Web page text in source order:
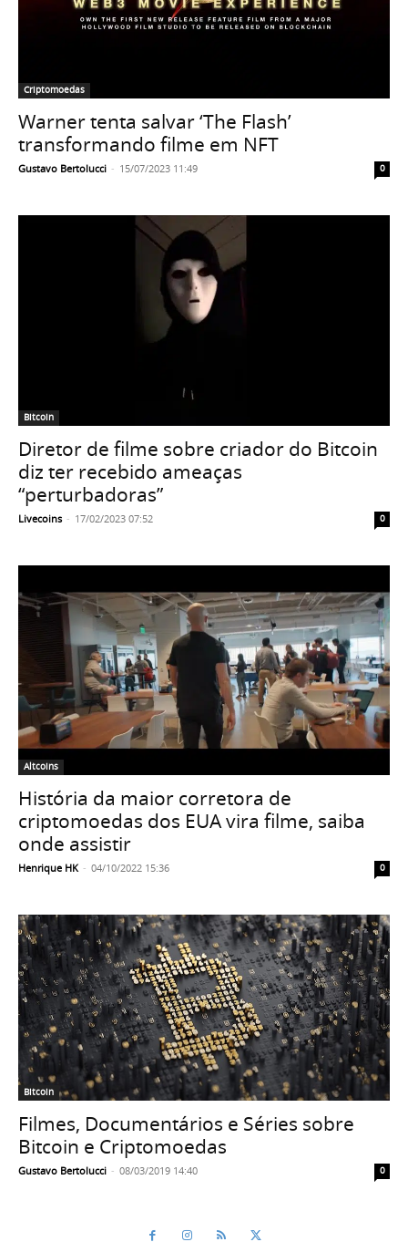
Criptomoedas
Warner tenta salvar ‘The Flash’
transformando filme em NFT
Gustavo Bertolucci - 15/07/2023 11:49 0
Bitcoin
Diretor de filme sobre criador do Bitcoin
diz ter recebido ameaças
“perturbadoras”
Livecoins - 17/02/2023 07:52 0
Altcoins
História da maior corretora de
criptomoedas dos EUA vira filme, saiba
onde assistir
Henrique HK - 04/10/2022 15:36 0
Bitcoin
Filmes, Documentários e Séries sobre
Bitcoin e Criptomoedas
Gustavo Bertolucci - 08/03/2019 14:40 0